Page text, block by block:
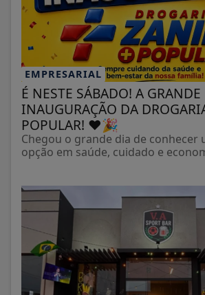
EMPRESARIAL
É NESTE SÁBADO! A GRANDE
INAUGURAÇÃO DA
POPULAR! ❤️🎉
Chegou o grande dia de conhecer
opção em saúde, cuidado e